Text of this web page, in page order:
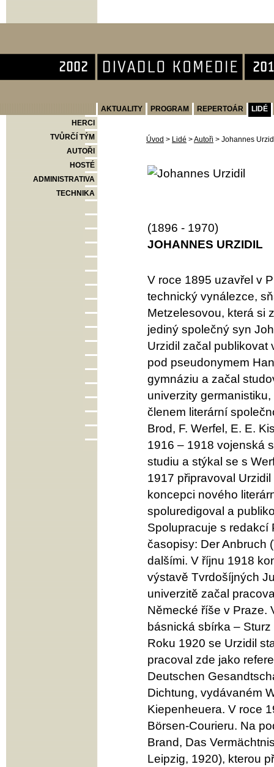
AKTUALITY PROGRAM REPERTOÁR
LIDÉ
HERCI
TVŮRČÍ TÝM
AUTOŘI
HOSTÉ
ADMINISTRATIVA
TECHNIKA
Úvod > Lidé >Autoři > Johannes
(1896 - 1970)
JOHANNES URZIDIL
V roce 1895 uzavřel v
technický vynálezce,
Metzelesovou, která si
jediný společný syn
Urzidil začal publikovat
pod pseudonymem
gymnáziu a začal
univerzity
členem literární
Brod, F. Werfel, E. E.
1916 – 1918 vojenská
studiu a stýkal se s
1917 připravoval
koncepci nového
spoluredigoval a
Spolupracuje s redakcí
časopisy: Der Anbruch
dalšími. V říjnu 1918
výstavě Tvrdošíjných
univerzitě začal
Německé říše v Praze.
básnická sbírka –
Roku 1920 se Urzidil
pracoval zde jako
Deutschen
Dichtung, vydávaném
Kiepenheuera. V roce
Börsen-Courieru. Na
Brand, Das
Leipzig, 1920), kterou